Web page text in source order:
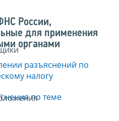
России,
для применения
органами
разъяснений по
налогу
по теме